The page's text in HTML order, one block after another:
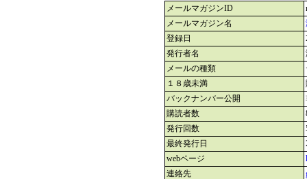
メールマガジンID
メールマガジン名
登録日
発行者名
メールの種類
１８歳未満
バックナンバー公開
購読者数
発行回数
最終発行日
webページ
連絡先